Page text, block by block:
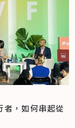
者，如何串起從